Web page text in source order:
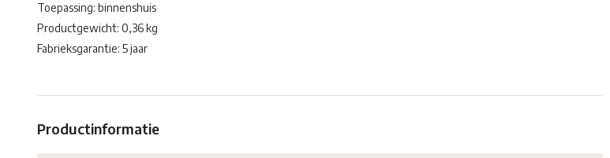
Toepassing: binnenshuis
Productgewicht: 0,36 kg
Fabrieksgarantie: 5 jaar
Productinformatie